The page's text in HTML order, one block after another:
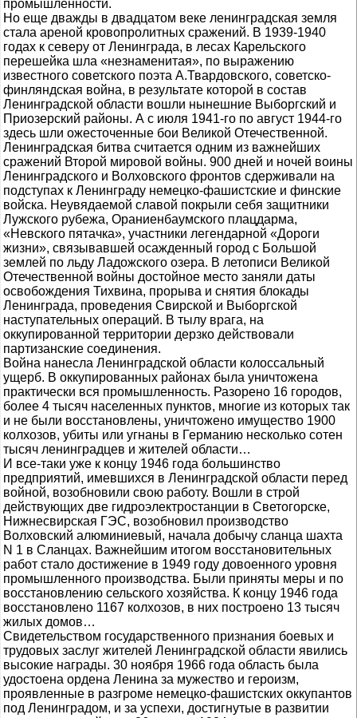
промышленности.
Но еще дважды в двадцатом веке ленинградская земля
стала ареной кровопролитных сражений. В 1939-1940
годах к северу от Ленинграда, в лесах Карельского
перешейка шла «незнаменитая», по выражению
известного советского поэта А.Твардовского, советско-
финляндская война, в результате которой в состав
Ленинградской области вошли нынешние Выборгский и
Приозерский районы. А с июля 1941-го по август 1944-го
здесь шли ожесточенные бои Великой Отечественной.
Ленинградская битва считается одним из важнейших
сражений Второй мировой войны. 900 дней и ночей воины
Ленинградского и Волховского фронтов сдерживали на
подступах к Ленинграду немецко-фашистские и финские
войска. Неувядаемой славой покрыли себя защитники
Лужского рубежа, Ораниенбаумского плацдарма,
«Невского пятачка», участники легендарной «Дороги
жизни», связывавшей осажденный город с Большой
землей по льду Ладожского озера. В летописи Великой
Отечественной войны достойное место заняли даты
освобождения Тихвина, прорыва и снятия блокады
Ленинграда, проведения Свирской и Выборгской
наступательных операций. В тылу врага, на
оккупированной территории дерзко действовали
партизанские соединения.
Война нанесла Ленинградской области колоссальный
ущерб. В оккупированных районах была уничтожена
практически вся промышленность. Разорено 16 городов,
более 4 тысяч населенных пунктов, многие из которых так
и не были восстановлены, уничтожено имущество 1900
колхозов, убиты или угнаны в Германию несколько сотен
тысяч ленинградцев и жителей области…
И все-таки уже к концу 1946 года большинство
предприятий, имевшихся в Ленинградской области перед
войной, возобновили свою работу. Вошли в строй
действующих две гидроэлектростанции в Светогорске,
Нижнесвирская ГЭС, возобновил производство
Волховский алюминиевый, начала добычу сланца шахта
N 1 в Сланцах. Важнейшим итогом восстановительных
работ стало достижение в 1949 году довоенного уровня
промышленного производства. Были приняты меры и по
восстановлению сельского хозяйства. К концу 1946 года
восстановлено 1167 колхозов, в них построено 13 тысяч
жилых домов…
Свидетельством государственного признания боевых и
трудовых заслуг жителей Ленинградской области явились
высокие награды. 30 ноября 1966 года область была
удостоена ордена Ленина за мужество и героизм,
проявленные в разгроме немецко-фашистских оккупантов
под Ленинградом, и за успехи, достигнутые в развитии